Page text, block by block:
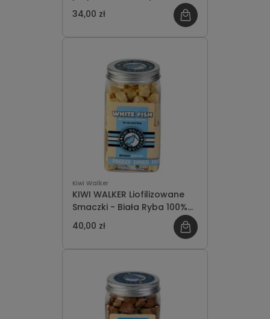
kotów 200g
34,00 zł
Kiwi Walker
KIWI WALKER Liofilizowane
Smaczki - Biała Ryba 100%
70g
40,00 zł